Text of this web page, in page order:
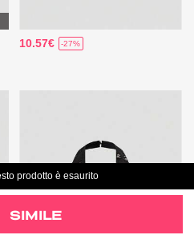
10.57€ -27%
prodotto è esaurito
SIMILE